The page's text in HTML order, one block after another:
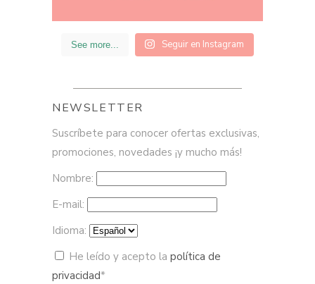
See more... Seguir en Instagram
NEWSLETTER
Suscríbete para conocer ofertas exclusivas,
promociones, novedades ¡y mucho más!
Nombre:
E-mail:
Idioma:
He leído y acepto la política de
privacidad*